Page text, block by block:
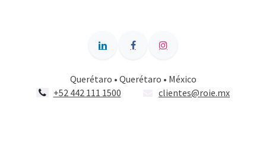
Querétaro • Querétaro • México
+52 442 111 1500
clientes@roie.mx